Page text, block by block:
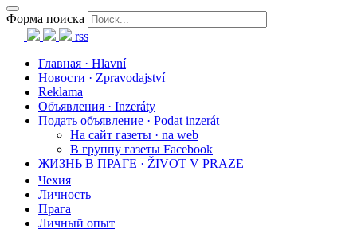
Форма поиска
rss
Главная · Hlavní
Новости · Zpravodajství
Reklama
Объявления · Inzeráty
Подать объявление · Podat inzerát
На сайт газеты · na web
В группу газеты Facebook
ЖИЗНЬ В ПРАГЕ · ŽIVOT V PRAZE
Чехия
Личность
Прага
Личный опыт